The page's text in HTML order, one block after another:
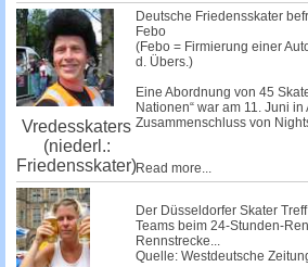
Vredesskaters
(niederl.:
Friedensskater)
Deutsche Friedensskater
Febo
(Febo = Firmierung einer
d. Übers.)
Eine Abordnung von 45
Nationen“ war am 11. Juni
Zusammenschluss von
Read more...
Der Düsseldorfer Skater
Teams beim 24-Stunden-
Rennstrecke...
Quelle: Westdeutsche